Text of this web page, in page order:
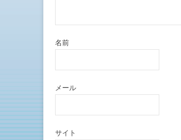
名前
メール
サイト